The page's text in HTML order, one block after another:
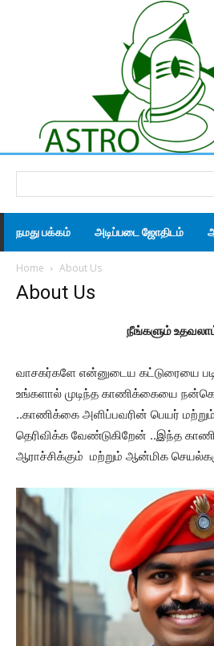
நமது பக்கம் அடிப்படை ஜோதிடம்
Home About Us
About Us
நீங்களும்
வாசகர்களே என்னுடைய கட்டுரையை
உங்களால் முடிந்த காணிக்கையை
..காணிக்கை அளிப்பவரின் பெயர்
தெரிவிக்க வேண்டுகிறேன் ..இந்த
ஆராச்சிக்கும் மற்றும் ஆன்மிக